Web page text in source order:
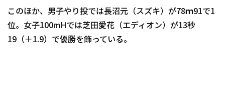
このほか、男子やり投では長沼元（スズキ）が78ｍ91で1
位。女子100mHでは芝田愛花（エディオン）が13秒
19（＋1.9）で優勝を飾っている。